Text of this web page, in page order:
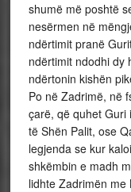
shumë më poshtë
nesërmen në
ndërtimit pranë
ndërtimit ndodhi dy
ndërtonin kishën
Po në Zadrimë, në
çarë, që quhet Guri
të Shën Palit, ose
legjenda se kur
shkëmbin e madh
lidhte Zadrimën me